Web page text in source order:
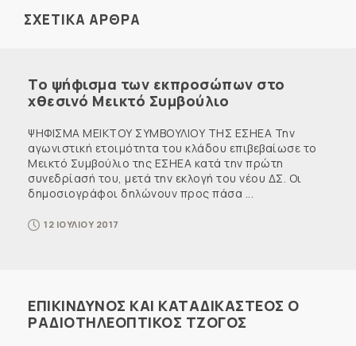
ΣΧΕΤΙΚΑ ΑΡΘΡΑ
Το ψήφισμα των εκπροσώπων στο
χθεσινό Μεικτό Συμβούλιο
ΨΗΦΙΣΜΑ ΜΕΙΚΤΟΥ ΣΥΜΒΟΥΛΙΟΥ ΤΗΣ ΕΣΗΕΑ Την
αγωνιστική ετοιμότητα του κλάδου επιβεβαίωσε το
Μεικτό Συμβούλιο της ΕΣΗΕΑ κατά την πρώτη
συνεδρίασή του, μετά την εκλογή του νέου ΔΣ. Οι
δημοσιογράφοι δηλώνουν προς πάσα ...
12 ΙΟΥΛΙΟΥ 2017
ΕΠΙΚΙΝΔΥΝΟΣ ΚΑΙ ΚΑΤΑΔΙΚΑΣΤΕΟΣ Ο
ΡΑΔΙΟΤΗΛΕΟΠΤΙΚΟΣ ΤΖΟΓΟΣ